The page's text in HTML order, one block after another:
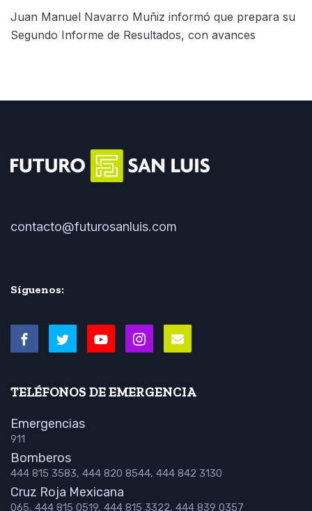
Juan Manuel Navarro Muñiz informó que prepara su
Segundo Informe de Resultados, con avances
contacto@futurosanluis.com
Síguenos:
TELÉFONOS DE EMERGENCIA
Emergencias
911
Bomberos
444 815 3583, 444 820 8544, 444 842 3130
Cruz Roja Mexicana
065, 444 815 0519, 444 815 3322, 444 839 0357